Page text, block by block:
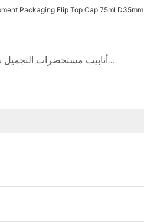
Packaging Flip Top Cap 75ml D35mm
إتقان التعامل مع طلبات مستحضرات التجميل العاجلة: كيف يؤمّن مصنّع موثوق لتغليف أنابيب مستحضرات التجميل سلسلة التوريد الخاصة بك